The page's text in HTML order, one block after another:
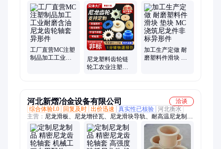
龙套、尼龙管、尼龙板、尼龙1010、尼龙制品、尼龙衬板、垫块
尼龙、机械尼龙、尼龙包胶、聚氨酯、内酰胺、抗高温、输送
机、灌装机、pa6pa66mc901、聚乙烯板、链条导轨、浇筑板材、
油泵电机
工厂直营MC注塑
制品加工工业耐
尼龙塑料齿轮链
轮工农业注塑配
加工生产定做 耐
磨塑料件滑块 垫
河北新熠冶金设备有限公司
洽谈
综合体验L0
回复及时 出价迅速 真实性已核验 河北衡水
主营： 尼龙滑板、尼龙增径瓦、尼龙滑块导轨、耐高温尼龙制
品、胶木瓦、陶瓷衬板、树脂胶木刮水板